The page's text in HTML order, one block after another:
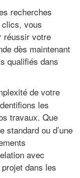
recherches
vous
réussir votre
dès maintenant
qualifiés dans
de votre
les
travaux. Que
standard ou d’une
avec
dans les